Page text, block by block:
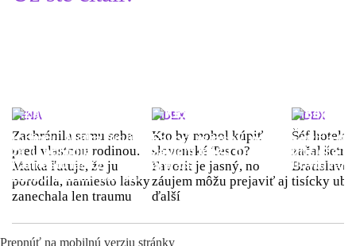
ŽENA
Zachránila samu seba
pred vlastnou rodinou.
Matka ľutuje, že ju
porodila, namiesto lásky
zanechala len traumu
INDEX
Kto by mohol kúpiť
slovenské Tesco?
Favorit je jasný, no
záujem môžu prejaviť aj
ďalší
INDEX
Šéf
začal
Bratislave
tisícky
Prepnúť na mobilnú verziu stránky